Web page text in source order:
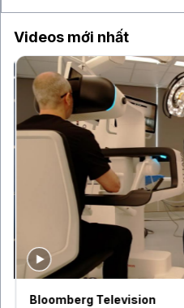
Videos mới nhất
Bloomberg Television